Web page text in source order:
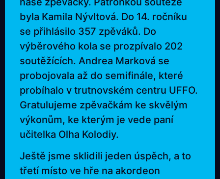
byla Kamila Nývltová. Do 14. ročníku
se přihlásilo 357 zpěváků. Do
výběrového kola se prozpívalo 202
soutěžících. Andrea Marková se
probojovala až do semifinále, které
probíhalo v trutnovském centru UFFO.
Gratulujeme zpěvačkám ke skvělým
výkonům, ke kterým je vede paní
učitelka Olha Kolodiy.
Ještě jsme sklidili jeden úspěch, a to
třetí místo ve hře na akordeon